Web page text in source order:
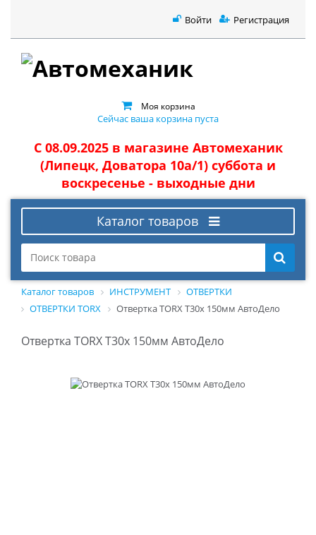
Войти Регистрация
Моя корзина
Сейчас ваша корзина пуста
С 08.09.2025 в магазине Автомеханик
(Липецк, Доватора 10а/1) суббота и
воскресенье - выходные дни
Каталог товаров
Каталог товаров ИНСТРУМЕНТ
ОТВЕРТКИ
ОТВЕРТКИ TORX
Отвертка TORX T30х 150мм АвтоДело
Отвертка TORX T30х 150мм АвтоДело